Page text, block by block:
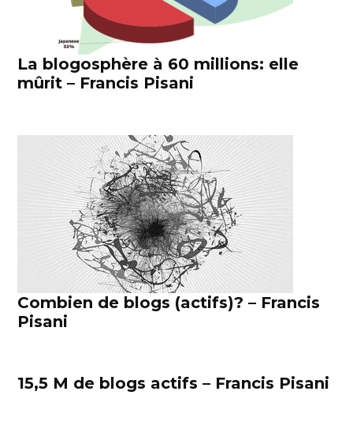
La blogosphère à 60 millions: elle
mûrit – Francis Pisani
Combien de blogs (actifs)? – Francis
Pisani
15,5 M de blogs actifs – Francis Pisani